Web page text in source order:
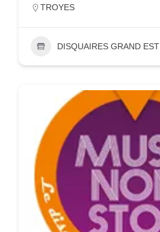
TROYES
DISQUAIRES GRAND EST